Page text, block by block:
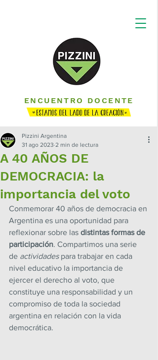
ENCUENTRO DOCENTE
A 40 AÑOS DE
DEMOCRACIA: la
importancia del voto
Pizzini Argentina
31 ago 2023 2 min de lectura
Conmemorar 40 años de democracia en
Argentina es una oportunidad para
reflexionar sobre las distintas formas de
participación. Compartimos una serie
de actividades para trabajar en cada
nivel educativo la importancia de
ejercer el derecho al voto, que
constituye una responsabilidad y un
compromiso de toda la sociedad
argentina en relación con la vida
democrática.